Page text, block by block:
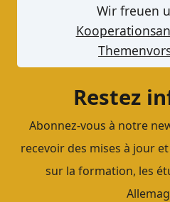
Wir freuen
Restez
Abonnez-vous à notre
recevoir des mises à jour
sur la formation, les